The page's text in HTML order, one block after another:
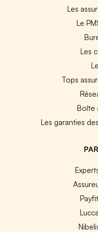
Les
Le
Les
Tops
Boîte
Les garanties